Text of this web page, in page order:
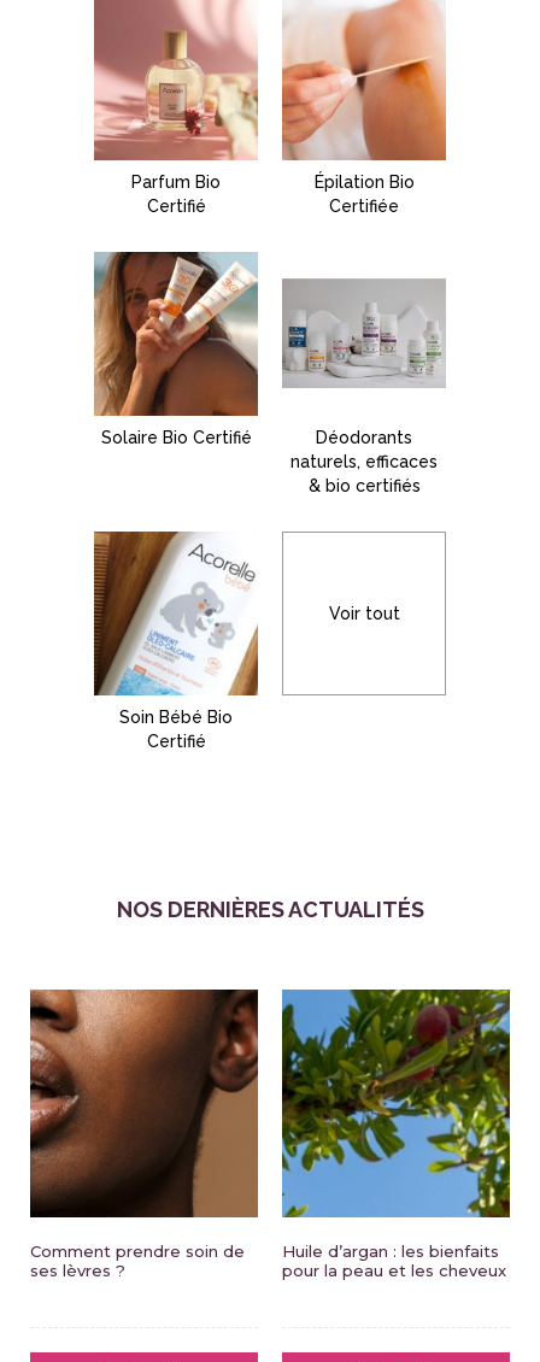
Parfum Bio
Certifié
Épilation Bio
Certifiée
Solaire Bio Certifié
Déodorants
naturels, efficaces
& bio certifiés
Soin Bébé Bio
Certifié
Voir tout
NOS DERNIÈRES ACTUALITÉS
Comment prendre soin de
ses lèvres ?
Huile d’argan : les bienfaits
pour la peau et les cheveux